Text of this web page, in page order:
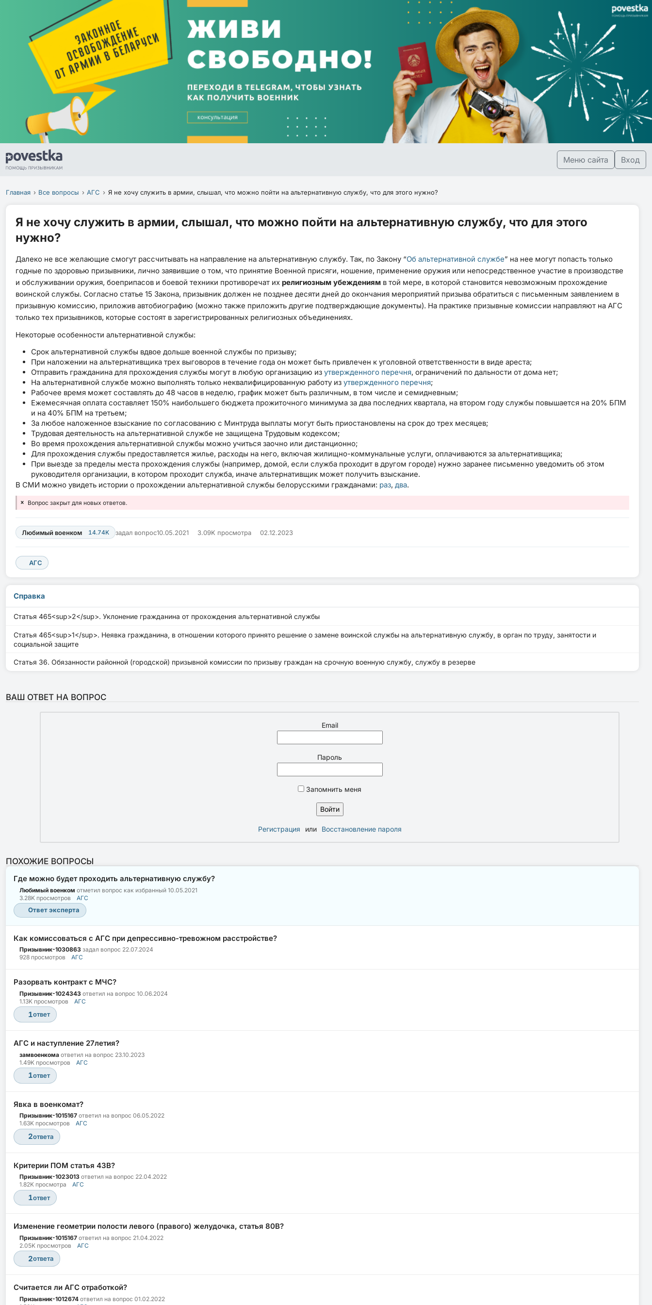
Меню сайта Вход
Главная Все вопросы АГС Я не хочу служить в армии, слышал, что можно пойти на альтернативную службу, что для этого нужно?
Я не хочу служить в армии, слышал, что можно пойти на альтернативную службу, что для этого
нужно?
Далеко не все желающие смогут рассчитывать на направление на альтернативную службу. Так, по Закону “Об альтернативной службе” на нее могут попасть только
годные по здоровью призывники, лично заявившие о том, что принятие Военной присяги, ношение, применение оружия или непосредственное участие в производстве
и обслуживании оружия, боеприпасов и боевой техники противоречат их религиозным убеждениям в той мере, в которой становится невозможным прохождение
воинской службы. Согласно статье 15 Закона, призывник должен не позднее десяти дней до окончания мероприятий призыва обратиться с письменным заявлением в
призывную комиссию, приложив автобиографию (можно также приложить другие подтверждающие документы). На практике призывные комиссии направляют на АГС
только тех призывников, которые состоят в зарегистрированных религиозных объединениях.
Некоторые особенности альтернативной службы:
Срок альтернативной службы вдвое дольше военной службы по призыву;
При наложении на альтернативщика трех выговоров в течение года он может быть привлечен к уголовной ответственности в виде ареста;
Отправить гражданина для прохождения службы могут в любую организацию из утвержденного перечня, ограничений по дальности от дома нет;
На альтернативной службе можно выполнять только неквалифицированную работу из утвержденного перечня;
Рабочее время может составлять до 48 часов в неделю, график может быть различным, в том числе и семидневным;
Ежемесячная оплата составляет 150% наибольшего бюджета прожиточного минимума за два последних квартала, на втором году службы повышается на 20% БПМ
и на 40% БПМ на третьем;
За любое наложенное взыскание по согласованию с Минтруда выплаты могут быть приостановлены на срок до трех месяцев;
Трудовая деятельность на альтернативной службе не защищена Трудовым кодексом;
Во время прохождения альтернативной службы можно учиться заочно или дистанционно;
Для прохождения службы предоставляется жилье, расходы на него, включая жилищно-коммунальные услуги, оплачиваются за альтернативщика;
При выезде за пределы места прохождения службы (например, домой, если служба проходит в другом городе) нужно заранее письменно уведомить об этом
руководителя организации, в котором проходит служба, иначе альтернативщик может получить взыскание.
В СМИ можно увидеть истории о прохождении альтернативной службы белорусскими гражданами: раз, два.
Вопрос закрыт для новых ответов.
Любимый военком 14.74K задал вопрос10.05.2021 3.09K просмотра 02.12.2023
АГС
Справка
Статья 465<sup>2</sup>. Уклонение гражданина от прохождения альтернативной службы
Статья 465<sup>1</sup>. Неявка гражданина, в отношении которого принято решение о замене воинской службы на альтернативную службу, в орган по труду, занятости и
социальной защите
Статья 36. Обязанности районной (городской) призывной комиссии по призыву граждан на срочную военную службу, службу в резерве
ВАШ ОТВЕТ НА ВОПРОС
Email
Пароль
Запомнить меня
Регистрация или Восстановление пароля
ПОХОЖИЕ ВОПРОСЫ
Где можно будет проходить альтернативную службу?
Любимый военком отметил вопрос как избранный 10.05.2021
3.28K просмотров
АГС
Ответ эксперта
Как комиссоваться с АГС при депрессивно-тревожном расстройстве?
Призывник-1030863 задал вопрос 22.07.2024
928 просмотров
АГС
Разорвать контракт с МЧС?
Призывник-1024343 ответил на вопрос 10.06.2024
1.13K просмотров
АГС
1ответ
АГС и наступление 27летия?
замвоенкома ответил на вопрос 23.10.2023
1.49K просмотров
АГС
1ответ
Явка в военкомат?
Призывник-1015167 ответил на вопрос 06.05.2022
1.63K просмотров
АГС
2ответа
Критерии ПОМ статья 43В?
Призывник-1023013 ответил на вопрос 22.04.2022
1.82K просмотра
АГС
1ответ
Изменение геометрии полости левого (правого) желудочка, статья 80В?
Призывник-1015167 ответил на вопрос 21.04.2022
2.05K просмотров
АГС
2ответа
Считается ли АГС отработкой?
Призывник-1012674 ответил на вопрос 01.02.2022